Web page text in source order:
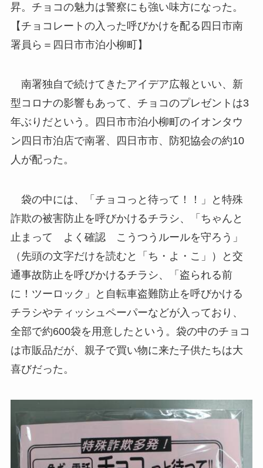
昇。チョコの魅力は警察にも強い味方になった。
【チョコレートの入った呼びかけを配る四日市南
署員ら＝四日市市泊小柳町】
南署独自で続けてきたアイデア広報といい、新
型コロナの影響もあって、チョコのプレゼントは3
年ぶりだという。四日市市泊小柳町のイオンタウ
ン四日市泊店で南署、四日市市、防犯協会の約10
人が配った。
袋の中には、「チョコっと待って！！」と特殊
詐欺の被害防止を呼びかけるチラシ、「ちゃんと
止まって よく確認 こうつうルールを守ろう」
（先頭の文字だけを読むと「ち・よ・こ」）と交
通事故防止を呼びかけるチラシ、「盗られる前
に！ツーロック」と自転車盗難防止を呼びかける
チラシやティッシュペーパーなどが入っており、
全部で約600袋を用意したという。袋の中のチョコ
は市販品だが、親子で買い物に来た子供たちは大
喜びだった。